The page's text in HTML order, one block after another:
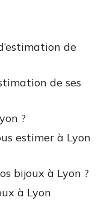
de
de ses
?
estimer à Lyon
bijoux à Lyon ?
à Lyon